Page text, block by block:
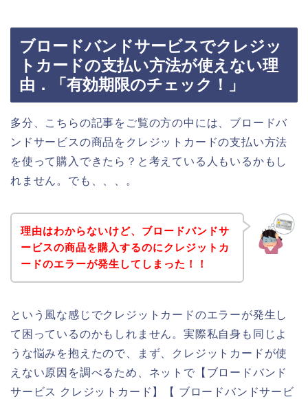
ブロードバンドサービスでクレジッ
トカードの支払い方法が使えない理
由．「有効期限のチェック！」
多分、こちらの記事をご覧の方の中には、ブロードバ
ンドサービスの商品をクレジットカードの支払い方法
を使って購入できたら？と考えている人もいるかもし
れません。でも、、、。
理由はわからないけど、ブロードバンドサ
ービスの商品を購入するのにクレジットカ
ードのエラーが発生してしまった！！
という風な感じでクレジットカードのエラーが発生し
て困っているのかもしれません。実際私自身も同じよ
うな悩みを抱えたので、まず、クレジットカードが使
えない原因を調べるため、ネットで【ブロードバンド
サービス クレジットカード】【 ブロードバンドサービ